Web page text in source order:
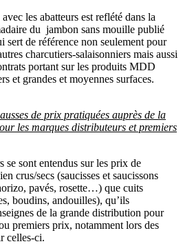
les abatteurs est reflété dans la
du jambon sans mouille publié
sert de référence non seulement pour
charcutiers-salaisonniers mais aussi
portant sur les produits MDD
et grandes et moyennes surfaces.
de prix pratiquées auprès de la
les marques distributeurs et premiers
se sont entendus sur les prix de
crus/secs (saucisses et saucissons
pavés, rosette…) que cuits
boudins, andouilles), qu’ils
de la grande distribution pour
premiers prix, notamment lors des
celles-ci.